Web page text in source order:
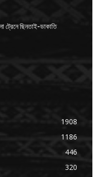
ট্রেনে ছিনতাই-ডাকাতি
1908
1186
446
320